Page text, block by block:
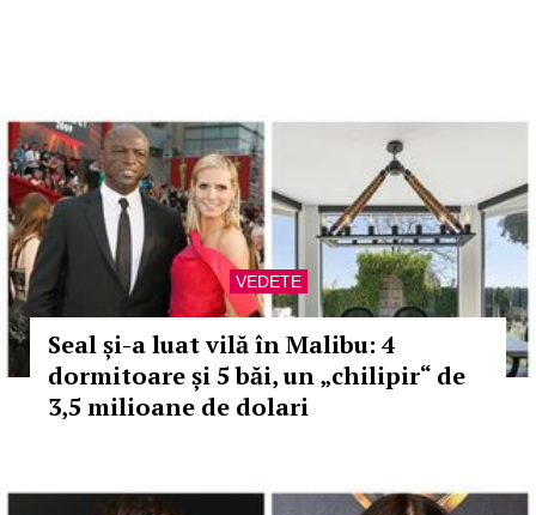
VEDETE
Seal și-a luat vilă în Malibu: 4
dormitoare și 5 băi, un „chilipir“ de
3,5 milioane de dolari